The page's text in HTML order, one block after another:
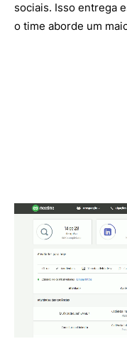
sociais. Isso entrega
o time aborde um